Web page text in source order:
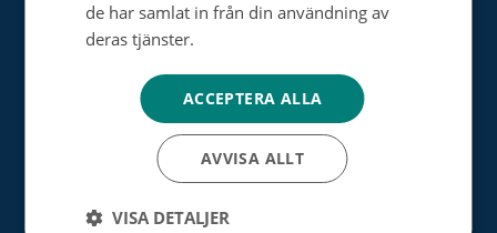
Minnesinsamling
Testamentsdonation
Bli vår samarbetspartner
de har samlat in från din användning av
deras tjänster.
ACCEPTERA ALLA
AVVISA ALLT
VISA DETALJER